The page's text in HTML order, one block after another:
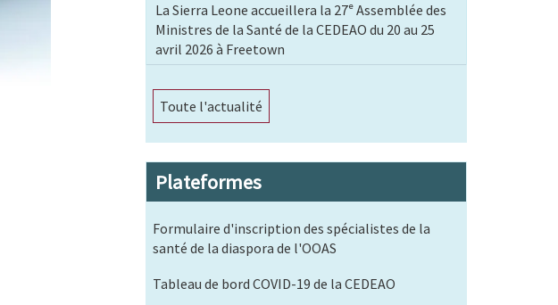
La Sierra Leone accueillera la 27ᵉ Assemblée des
Ministres de la Santé de la CEDEAO du 20 au 25
avril 2026 à Freetown
Toute l'actualité
Plateformes
Formulaire d'inscription des spécialistes de la
santé de la diaspora de l'OOAS
Tableau de bord COVID-19 de la CEDEAO